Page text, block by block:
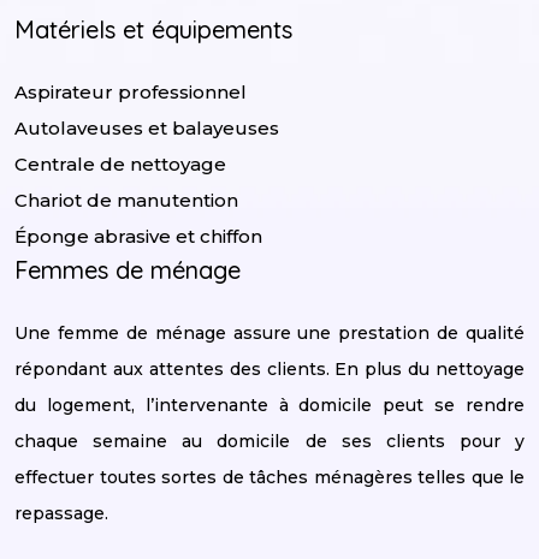
Matériels et équipements
Aspirateur professionnel
Autolaveuses et balayeuses
Centrale de nettoyage
Chariot de manutention
Éponge abrasive et chiffon
Femmes de ménage
Une femme de ménage assure une prestation de qualité
répondant aux attentes des clients. En plus du nettoyage
du logement, l’intervenante à domicile peut se rendre
chaque semaine au domicile de ses clients pour y
effectuer toutes sortes de tâches ménagères telles que le
repassage.